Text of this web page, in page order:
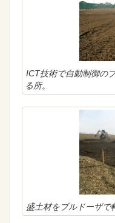
ICT技術で自動制御の
る所。
盛土材をブルドーザで